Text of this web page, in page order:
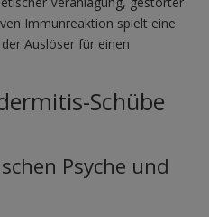
Immunreaktion spielt eine
Auslöser für einen
Schübe
Psyche und